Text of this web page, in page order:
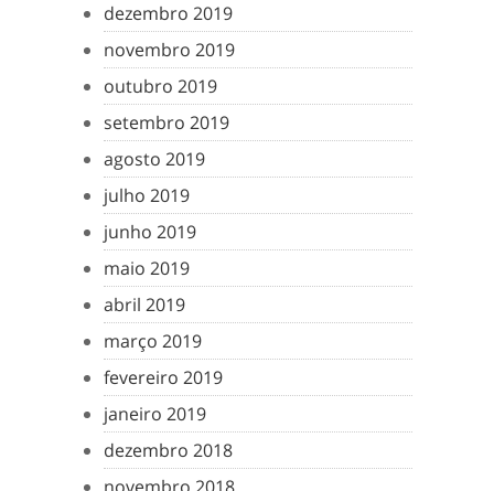
dezembro 2019
novembro 2019
outubro 2019
setembro 2019
agosto 2019
julho 2019
junho 2019
maio 2019
abril 2019
março 2019
fevereiro 2019
janeiro 2019
dezembro 2018